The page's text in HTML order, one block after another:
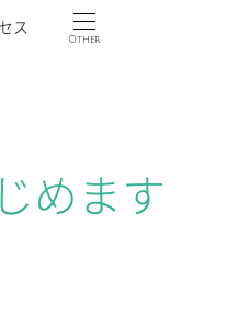
ス
Other
めます